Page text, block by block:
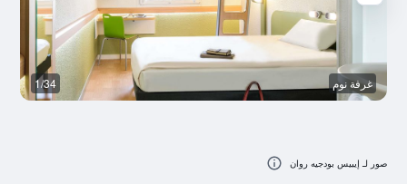
غرفة نوم 1/34
صور لـ إيبيس بودجيه روان